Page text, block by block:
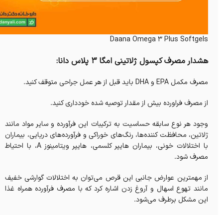
Daana Omega 3 Plus Softgels
هشدار مصرف کپسول ژلاتینی امگا 3 پلاس دانا:
مصرف مکمل EPA و DHA باید قبل از هر عمل جراحی متوقف کنید.
از مصرف فراورده بیش از مقدار توصیه شده خودداری کنید.
وجود هر نوع سابقه حساسیت به ترکیبات این فرآورده و سایر مواد مانند
ژلاتین، محافظت کننده‌ها، رنگ‌های خوراکی و فرآورده‌های دریایی، بیماران
با اختلالات خونی، بیماران هایپر کلسمی، هایپر ویتامینوز A، با احتیاط
مصرف شود.
از مهمترین عوارض جانبی این قرص می‌توان به اختلالات گوارشی خفیف
مانند تهوع اسهال و آروغ زدن اشاره کرد که با مصرف فرآورده همراه غذا
این مشکل برطرف می‌شود.